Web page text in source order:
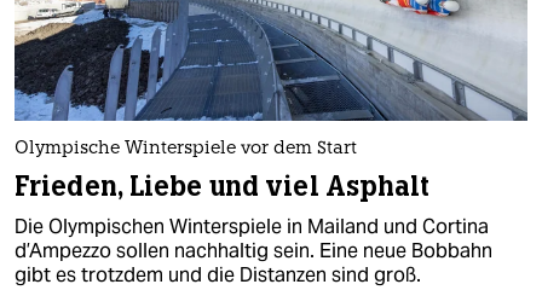
Olympische Winterspiele vor dem Start
Frieden, Liebe und viel Asphalt
Die Olympischen Winterspiele in Mailand und Cortina
d’Ampezzo sollen nachhaltig sein. Eine neue Bobbahn
gibt es trotzdem und die Distanzen sind groß.